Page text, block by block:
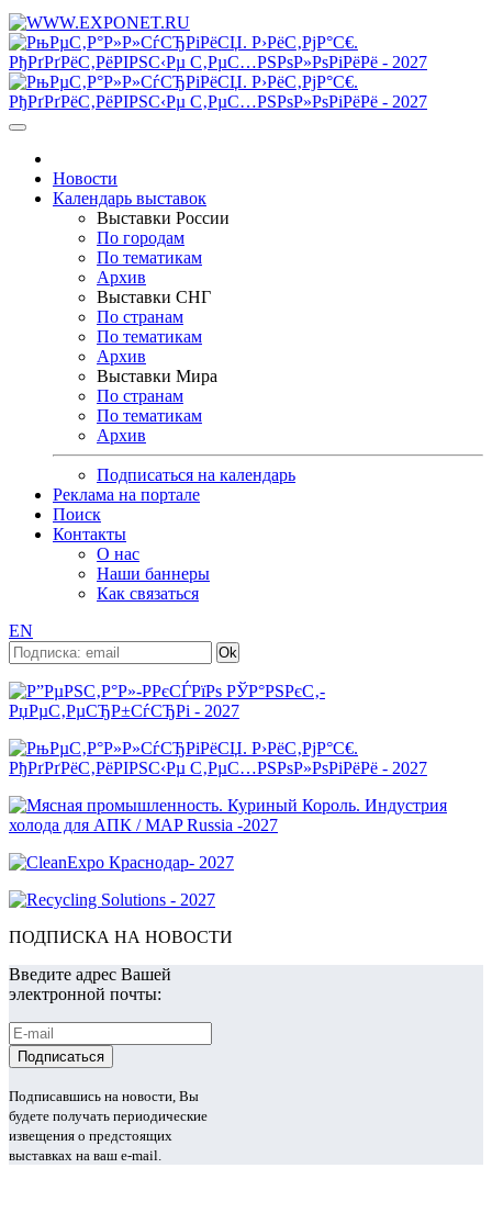
Новости
Календарь выставок
Выставки России
По городам
По тематикам
Архив
Выставки СНГ
По странам
По тематикам
Архив
Выставки Мира
По странам
По тематикам
Архив
Подписаться на календарь
Реклама на портале
Поиск
Контакты
О нас
Наши баннеры
Как связаться
EN
ПОДПИСКА НА НОВОСТИ
Введите адрес Вашей
электронной почты:
Подписавшись на новости, Вы
будете получать периодические
извещения о предстоящих
выставках на ваш e-mail.